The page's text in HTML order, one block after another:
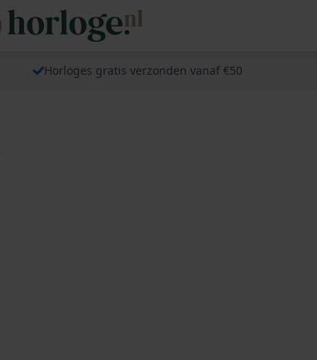
Horloges gratis verzonden vanaf €50